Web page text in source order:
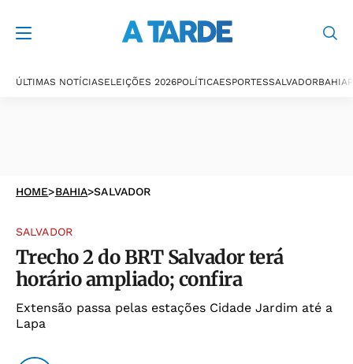
ÚLTIMAS NOTÍCIASELEIÇÕES 2026POLÍTICAESPORTESSALVADORBAHIA
HOME>BAHIA>SALVADOR
SALVADOR
Trecho 2 do BRT Salvador terá
horário ampliado; confira
Extensão passa pelas estações Cidade Jardim até a
Lapa